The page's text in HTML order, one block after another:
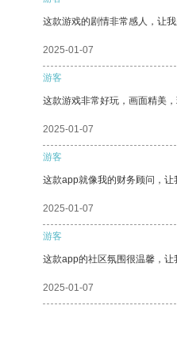
这款游戏的剧情非常感人，让我
2025-01-07
游客
这款游戏非常好玩，画面精美，
2025-01-07
游客
这款app就像我的财务顾问，让
2025-01-07
游客
这款app的社区氛围很温馨，让
2025-01-07